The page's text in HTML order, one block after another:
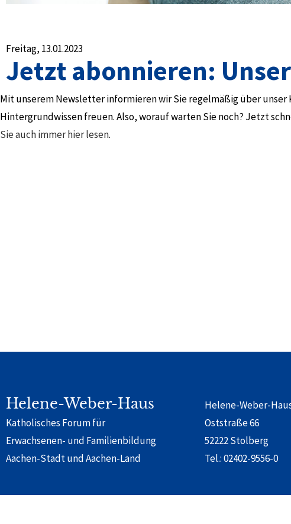
Freitag, 13.01.2023
Jetzt abonnieren:
Mit unserem Newsletter informieren wir Sie regelmäßig über
Hintergrundwissen freuen. Also, worauf warten Sie noch? Jetzt
Sie auch immer hier lesen.
Helene-Weber-Haus
Katholisches Forum für
Erwachsenen- und Familienbildung
Aachen-Stadt und Aachen-Land
Helene-Weber-
Oststraße 66
52222 Stolberg
Tel.:02402-9556-0